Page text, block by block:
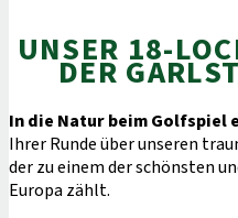
UNSER 18-
DER
In die Natur beim Golfspiel
Ihrer Runde über unseren
der zu einem der schönsten
Europa zählt.